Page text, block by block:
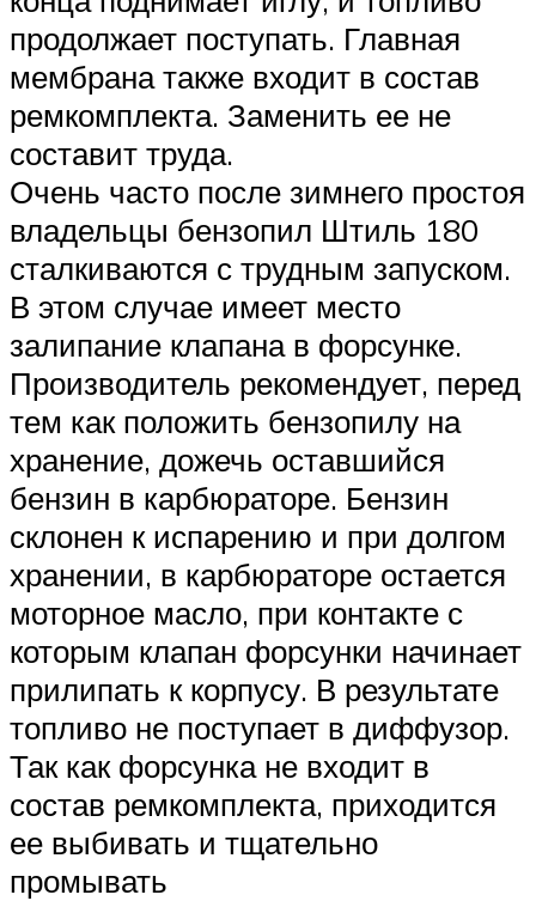
продолжает поступать. Главная
мембрана также входит в состав
ремкомплекта. Заменить ее не
составит труда.
Очень часто после зимнего простоя
владельцы бензопил Штиль 180
сталкиваются с трудным запуском.
В этом случае имеет место
залипание клапана в форсунке.
Производитель рекомендует, перед
тем как положить бензопилу на
хранение, дожечь оставшийся
бензин в карбюраторе. Бензин
склонен к испарению и при долгом
хранении, в карбюраторе остается
моторное масло, при контакте с
которым клапан форсунки начинает
прилипать к корпусу. В результате
топливо не поступает в диффузор.
Так как форсунка не входит в
состав ремкомплекта, приходится
ее выбивать и тщательно
промывать